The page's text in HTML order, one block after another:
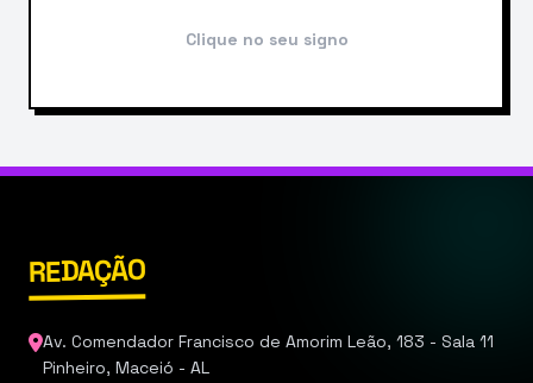
Clique no seu signo
REDAÇÃO
Av. Comendador Francisco de Amorim Leão, 183 - Sala 11
Pinheiro, Maceió - AL